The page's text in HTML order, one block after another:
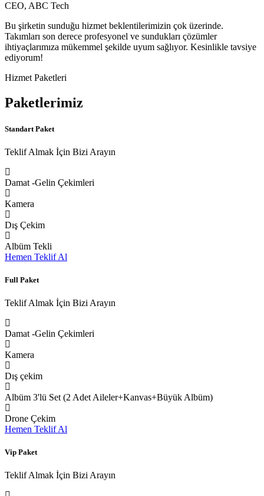
CEO, ABC Tech
Bu şirketin sunduğu hizmet beklentilerimizin çok üzerinde.
Takımları son derece profesyonel ve sundukları çözümler
ihtiyaçlarımıza mükemmel şekilde uyum sağlıyor. Kesinlikle tavsiye
ediyorum!
Hizmet Paketleri
Paketlerimiz
Standart Paket
Teklif Almak İçin Bizi Arayın
Damat -Gelin Çekimleri
Kamera
Dış Çekim
Albüm Tekli
Hemen Teklif Al
Full Paket
Teklif Almak İçin Bizi Arayın
Damat -Gelin Çekimleri
Kamera
Dış çekim
Albüm 3'lü Set (2 Adet Aileler+Kanvas+Büyük Albüm)
Drone Çekim
Hemen Teklif Al
Vip Paket
Teklif Almak İçin Bizi Arayın